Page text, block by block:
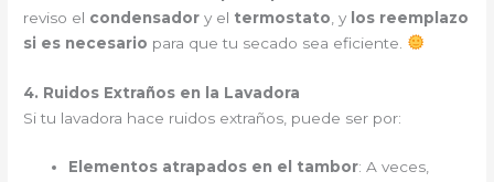
reviso el condensador y el termostato , y los reemplazo
si es necesario para que tu secado sea eficiente.
4. Ruidos Extraños en la Lavadora
Si tu lavadora hace ruidos extraños, puede ser por:
Elementos atrapados en el tambor: A veces,